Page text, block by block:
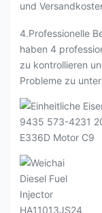
und
4.Professionelle
haben 4
zu kontrollieren
Probleme zu